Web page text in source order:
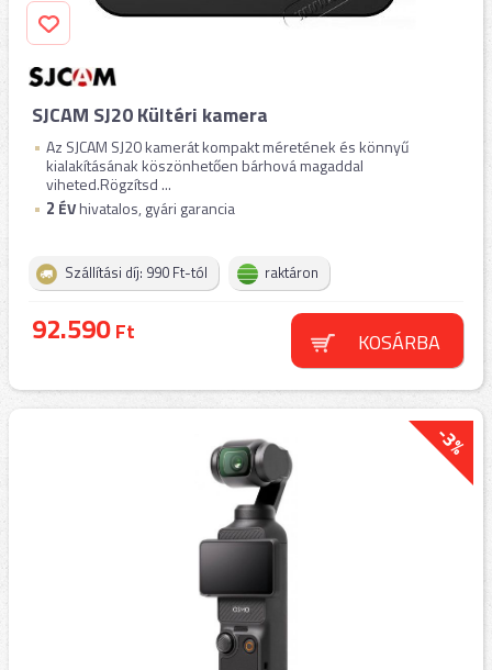
SJCAM SJ20 Kültéri kamera
Az SJCAM SJ20 kamerát kompakt méretének és könnyű
kialakításának köszönhetően bárhová magaddal
viheted.Rögzítsd ...
2 ÉVhivatalos, gyári garancia
Szállítási díj: 990 Ft-tól raktáron
92.590Ft KOSÁRBA
-3%